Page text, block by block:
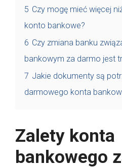
5 Czy mogę mieć więcej
konto bankowe?
6 Czy zmiana banku
bankowym za darmo jest
7 Jakie dokumenty są
darmowego konta
Zalety konta
bankowego